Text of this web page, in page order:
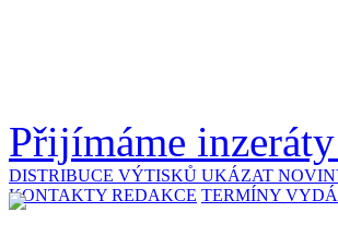
Přijímáme
DISTRIBUCE VÝTISKŮ UKÁZAT
KONTAKTY REDAKCE TERMÍNY